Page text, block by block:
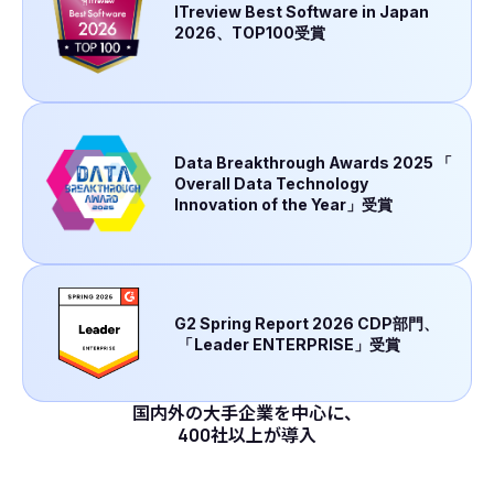
ITreview Best Software in Japan
2026、TOP100受賞
Data Breakthrough Awards 2025
「
Overall Data Technology
Innovation of the Year」受賞
G2 Spring Report 2026 CDP部門、
「Leader ENTERPRISE」受賞
国内外の大手企業を中心に、
400社以上が導入